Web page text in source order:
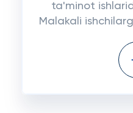
ta'minot
Malakali